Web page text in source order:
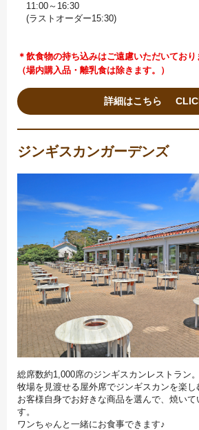
11:00～16:30
(ラストオーダー15:30)
＊飲食物の持ち込みはご遠慮いただいており
（場内購入品・離乳食は除きます。）
詳細はこちら
ジンギスカンガーデンズ
総席数約1,000席のジンギスカンレストラン。
牧場を見渡せる屋外席でジンギスカンを楽し
お客様自身でお好きな商品を選んで、焼い
す。
ワンちゃんと一緒にお食事できます♪